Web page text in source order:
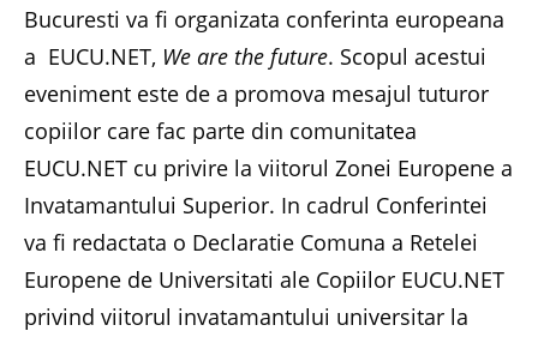
Bucuresti va fi organizata conferinta europeana
a EUCU.NET, We are the future. Scopul acestui
eveniment este de a promova mesajul tuturor
copiilor care fac parte din comunitatea
EUCU.NET cu privire la viitorul Zonei Europene a
Invatamantului Superior. In cadrul Conferintei
va fi redactata o Declaratie Comuna a Retelei
Europene de Universitati ale Copiilor EUCU.NET
privind viitorul invatamantului universitar la